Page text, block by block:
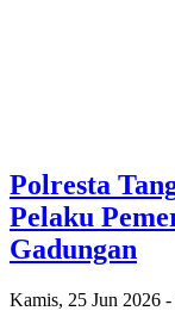
Polresta
Pelaku
Gadungan
Kamis, 25 Jun 2026